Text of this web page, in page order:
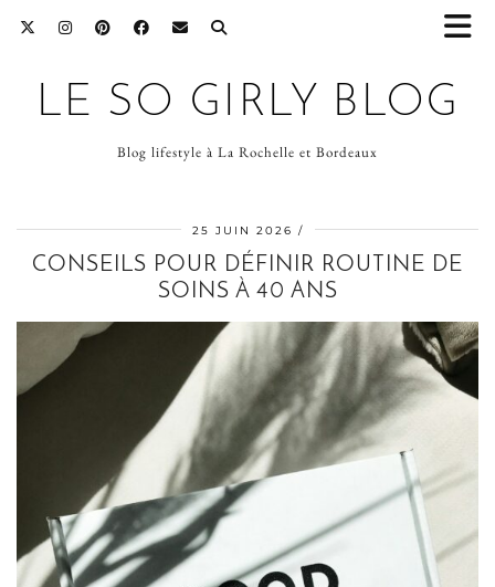
LE SO GIRLY BLOG
Blog lifestyle à La Rochelle et Bordeaux
25 JUIN 2026
CONSEILS POUR DÉFINIR ROUTINE DE
SOINS À 40 ANS